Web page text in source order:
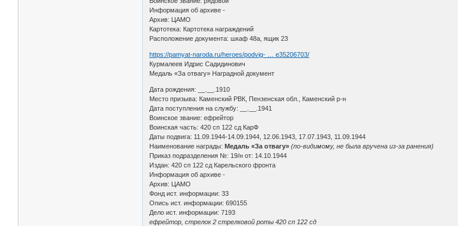
Информация об архиве -
Архив: ЦАМО
Картотека: Картотека награждений
Расположение документа: шкаф 48а, ящик 23
https://pamyat-naroda.ru/heroes/podvig- … e35206703/
Курмалеев Идрис Садидинович
Медаль «За отвагу» Наградной документ
Дата рождения: __.__.1910
Место призыва: Каменский РВК, Пензенская обл., Каменский р-н
Дата поступления на службу: __.__.1941
Воинское звание: ефрейтор
Воинская часть: 420 сп 122 сд КарФ
Даты подвига: 11.09.1944-14.09.1944, 12.06.1943, 17.07.1943, 11.09.1944
Наименование награды:Медаль «За отвагу» (по-видимому, не была вручена из-за ранения)
Приказ подразделения №: 19/н от: 14.10.1944
Издан: 420 сп 122 сд Карельского фронта
Информация об архиве -
Архив: ЦАМО
Фонд ист. информации: 33
Опись ист. информации: 690155
Дело ист. информации: 7193
ефрейтор, стрелок 2 стрелковой роты 420 сп 122 сд